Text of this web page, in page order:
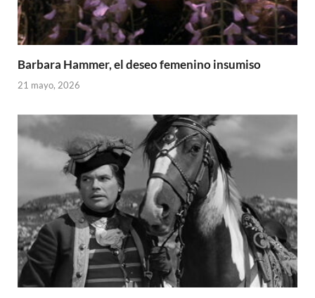
Barbara Hammer, el deseo femenino insumiso
21 mayo, 2026